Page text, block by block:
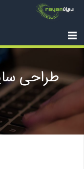
طراحی